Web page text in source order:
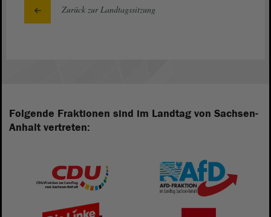
Zurück zur Landtagssitzung
Folgende Fraktionen sind im Landtag von Sachsen-
Anhalt vertreten: